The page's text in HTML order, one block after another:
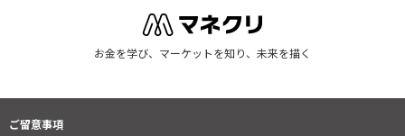
お金を学び、マーケットを知り、未来を描く
ご留意事項